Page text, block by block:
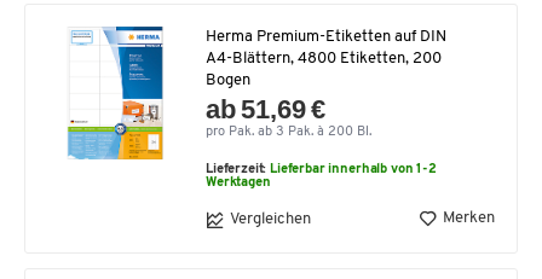
Herma Premium-Etiketten auf DIN
A4-Blättern, 4800 Etiketten, 200
Bogen
ab 51,69 €
pro Pak. ab 3 Pak. à 200 Bl.
Lieferzeit: Lieferbar innerhalb von 1-2
Werktagen
Vergleichen Merken